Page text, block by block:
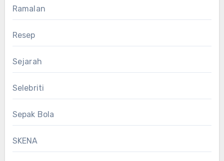
Ramalan
Resep
Sejarah
Selebriti
Sepak Bola
SKENA